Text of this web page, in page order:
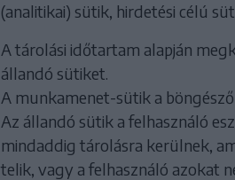
(analitikai) sütik, hirdetési célú
A tárolási időtartam alapján
állandó sütiket.
A munkamenet-sütik a
Az állandó sütik a felhasználó
mindaddig tárolásra kerülnek,
telik, vagy a felhasználó azokat